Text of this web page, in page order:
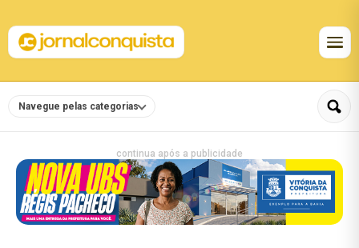
Navegue pelas categorias
continua após a publicidade